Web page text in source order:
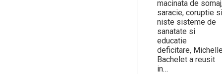
macinata de
saracie, coruptie si
niste sisteme de
sanatate si
educatie
deficitare,
Bachelet a reusit
in…